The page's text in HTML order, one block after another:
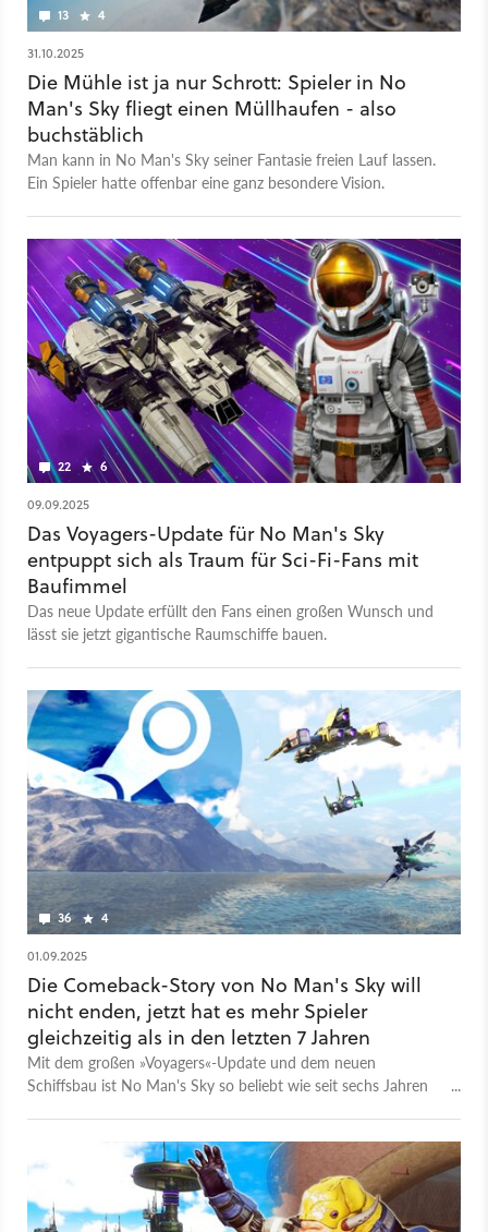
13 4
31.10.2025
Die Mühle ist ja nur Schrott: Spieler in No
Man's Sky fliegt einen Müllhaufen - also
buchstäblich
Man kann in No Man's Sky seiner Fantasie freien Lauf lassen.
Ein Spieler hatte offenbar eine ganz besondere Vision.
22 6
09.09.2025
Das Voyagers-Update für No Man's Sky
entpuppt sich als Traum für Sci-Fi-Fans mit
Baufimmel
Das neue Update erfüllt den Fans einen großen Wunsch und
lässt sie jetzt gigantische Raumschiffe bauen.
36 4
01.09.2025
Die Comeback-Story von No Man's Sky will
nicht enden, jetzt hat es mehr Spieler
gleichzeitig als in den letzten 7 Jahren
Mit dem großen »Voyagers«-Update und dem neuen
Schiffsbau ist No Man's Sky so beliebt wie seit sechs Jahren